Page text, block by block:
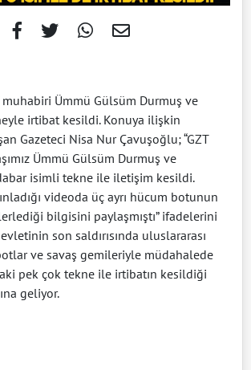
muhabiri Ümmü Gülsüm Durmuş ve
irtibat kesildi. Konuya ilişkin
Gazeteci Nisa Nur Çavuşoğlu; “GZT
Ümmü Gülsüm Durmuş ve
isimli tekne ile iletişim kesildi.
videoda üç ayrı hücum botunun
bilgisini paylaşmıştı” ifadelerini
son saldırısında uluslararası
ve savaş gemileriyle müdahalede
pek çok tekne ile irtibatın kesildiği
geliyor.